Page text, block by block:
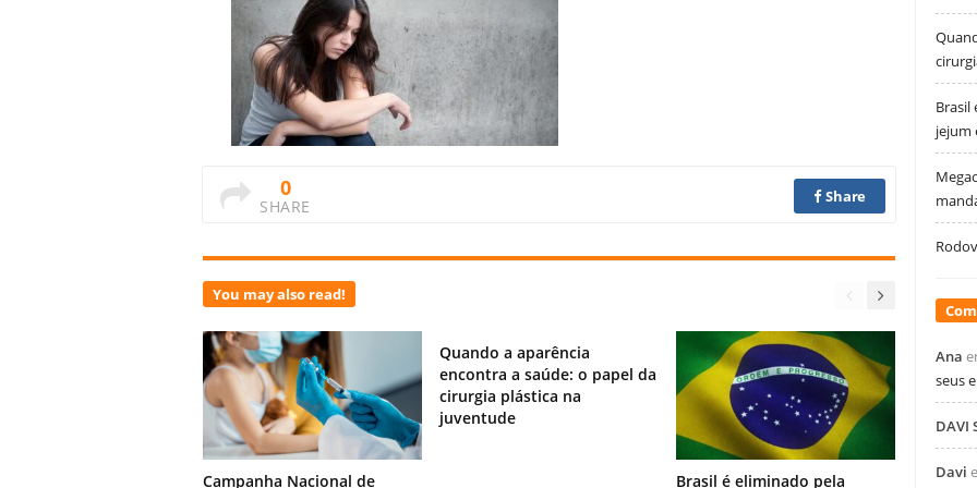
0
SHARE
Share
You may also read!
Campanha Nacional de
Quando a aparência
encontra a saúde: o papel da
cirurgia plástica na
juventude
Brasil é eliminado pela
Brasil
jejum
Ana
seus
DAVI
Davi